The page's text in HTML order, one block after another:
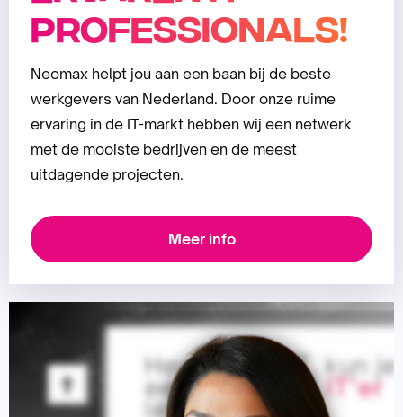
professionals!
Neomax helpt jou aan een baan bij de beste
werkgevers van Nederland. Door onze ruime
ervaring in de IT-markt hebben wij een netwerk
met de mooiste bedrijven en de meest
uitdagende projecten.
Meer info